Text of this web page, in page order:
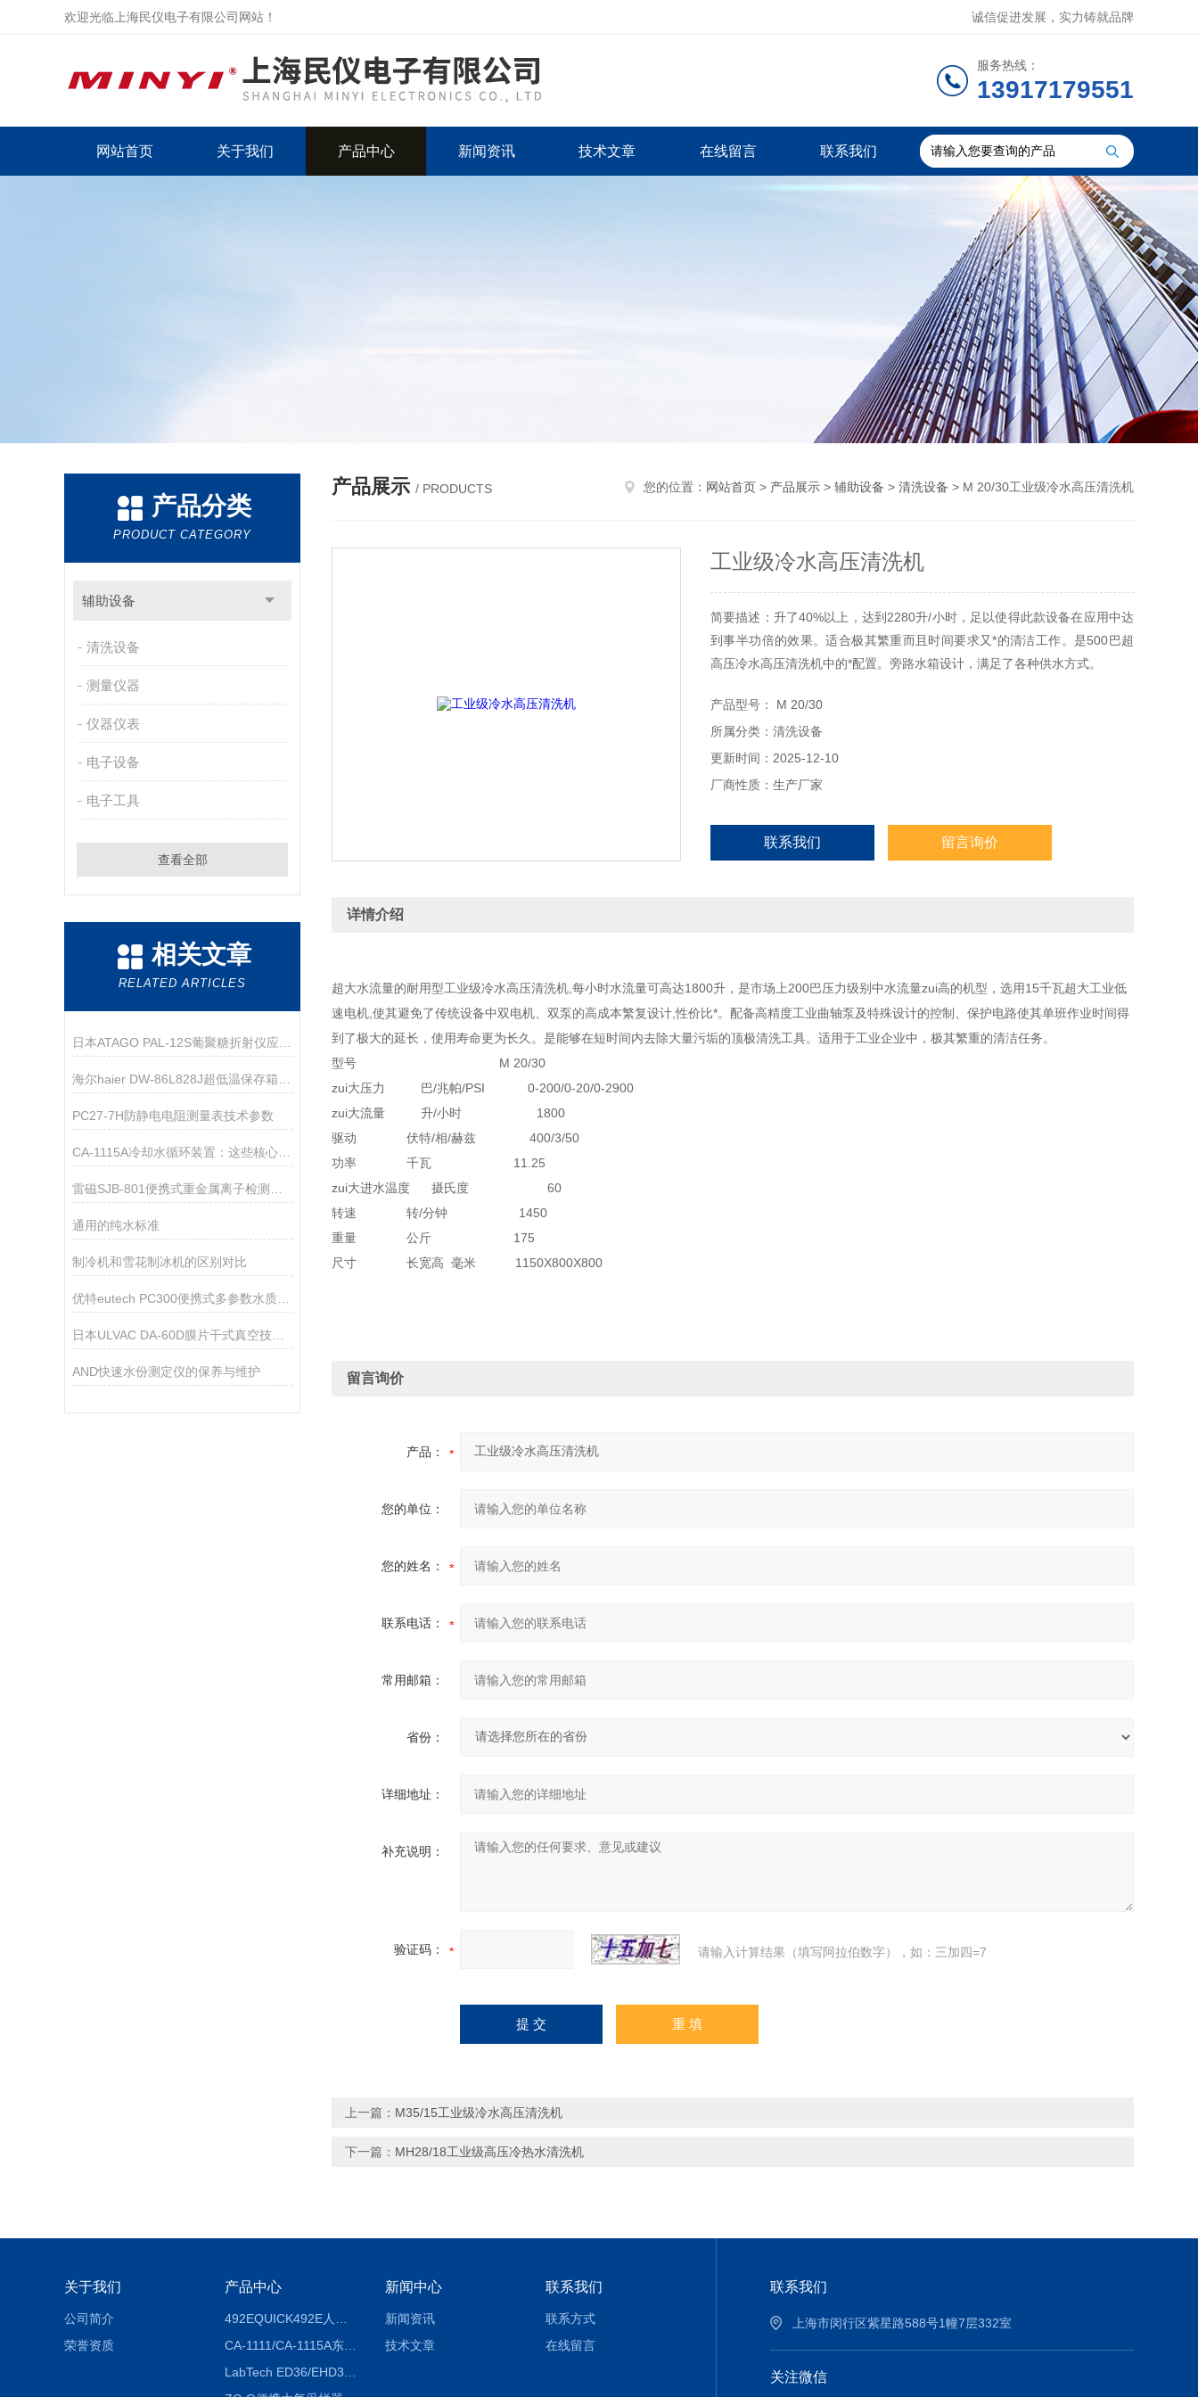
欢迎光临上海民仪电子有限公司网站！ 诚信促进发展，实力铸就品牌
服务热线：
13917179551
网站首页 关于我们 产品中心 新闻资讯 技术文章 在线留言 联系我们
产品分类
PRODUCT CATEGORY
辅助设备
清洗设备
测量仪器
仪器仪表
电子设备
电子工具
查看全部
相关文章
RELATED ARTICLES
PC27-7H防静电电阻测量表技术参数
CA-1115A冷却水循环装置：这些核心领域，都离不开它的关键助力！
通用的纯水标准
制冷机和雪花制冰机的区别对比
日本ULVAC DA-60D膜片干式真空技术参数
AND快速水份测定仪的保养与维护
产品展示 / PRODUCTS 您的位置： 网站首页 > 产品展示 > 辅助设备 > 清洗设备 > M 20/30工业级冷水高压清洗机
工业级冷水高压清洗机
简要描述：升了40%以上，达到2280升/小时，足以使得此款设备在应用中达
到事半功倍的效果。适合极其繁重而且时间要求又*的清洁工作。是500巴超
高压冷水高压清洗机中的*配置。旁路水箱设计，满足了各种供水方式。
产品型号： M 20/30
所属分类：清洗设备
更新时间：2025-12-10
厂商性质：生产厂家
联系我们 留言询价
详情介绍
超大水流量的耐用型工业级冷水高压清洗机,每小时水流量可高达1800升，是市场上200巴压力级别中水流量zui高的机型，选用15千瓦超大工业低
速电机,使其避免了传统设备中双电机、双泵的高成本繁复设计,性价比*。配备高精度工业曲轴泵及特殊设计的控制、保护电路使其单班作业时间得
到了极大的延长，使用寿命更为长久。是能够在短时间内去除大量污垢的顶极清洗工具。适用于工业企业中，极其繁重的清洁任务。
型号 M 20/30
zui大压力 巴/兆帕/PSI 0-200/0-20/0-2900
zui大流量 升/小时 1800
驱动 伏特/相/赫兹 400/3/50
功率 千瓦 11.25
zui大进水温度 摄氏度 60
转速 转/分钟 1450
重量 公斤 175
尺寸 长宽高 毫米 1150X800X800
留言询价
产品：
您的单位：
您的姓名：
联系电话：
常用邮箱：
省份：
详细地址：
补充说明：
验证码： 请输入计算结果（填写阿拉伯数字），如：三加四=7
上一篇： M35/15工业级冷水高压清洗机
下一篇： MH28/18工业级高压冷热水清洗机
关于我们
公司简介
荣誉资质
产品中心
CA-1111/CA-1115A东京理化EYELA CA-1111/CA-1115A冷却水循环装置
新闻中心
新闻资讯
技术文章
联系我们
联系方式
在线留言
联系我们
上海市闵行区紫星路588号1幢7层332室
关注微信